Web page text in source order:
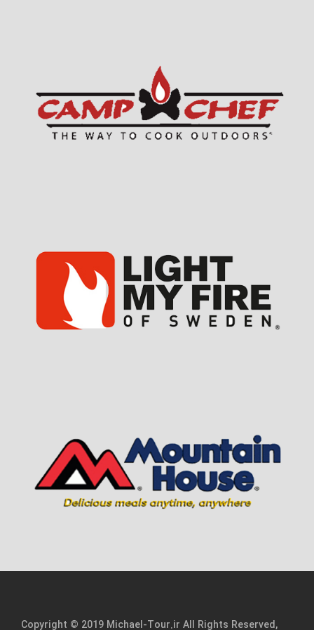
Copyright © 2019 Michael-Tour.ir All Rights Reserved,